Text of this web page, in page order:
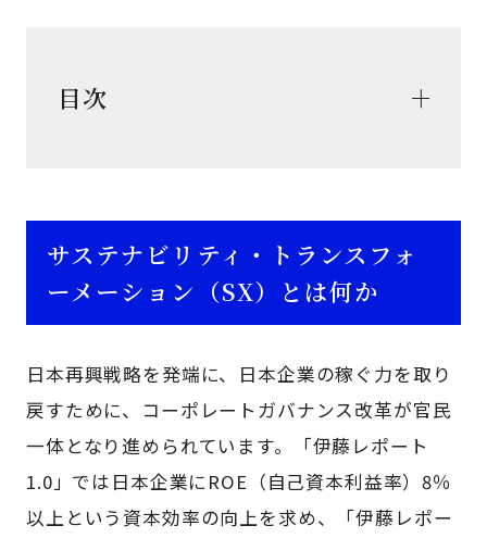
目次
サステナビリティ・トランスフォ
ーメーション（SX）とは何か
日本再興戦略を発端に、日本企業の稼ぐ力を取り
戻すために、コーポレートガバナンス改革が官民
一体となり進められています。「伊藤レポート
1.0」では日本企業にROE（自己資本利益率）8％
以上という資本効率の向上を求め、「伊藤レポー